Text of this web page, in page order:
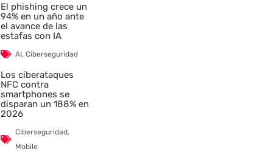
El phishing crece un
94% en un año ante
el avance de las
estafas con IA
AI,Ciberseguridad
Los ciberataques
NFC contra
smartphones se
disparan un 188% en
2026
Ciberseguridad,
Mobile